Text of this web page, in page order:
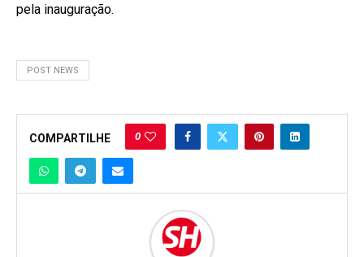
pela inauguração.
POST NEWS
COMPARTILHE 0